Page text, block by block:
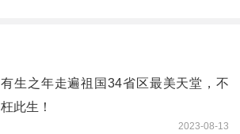
有生之年走遍祖国34省区最美天堂，不
枉此生！
2023-08-13